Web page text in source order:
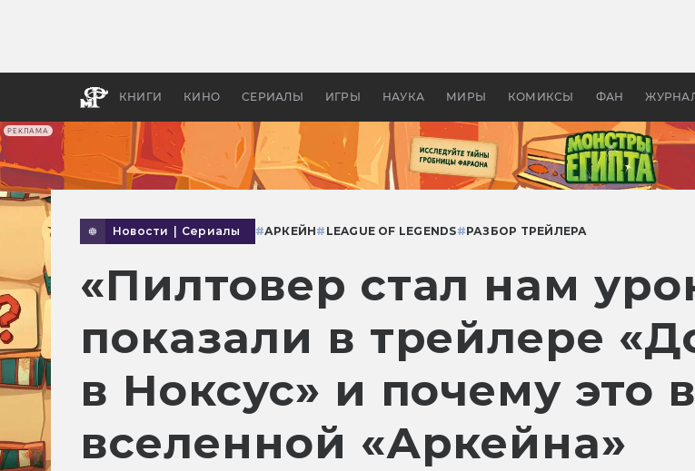
РЕКЛАМА
КНИГИ КИНО СЕРИАЛЫ ИГРЫ НАУКА МИРЫ КОМИКСЫ ФАН
бы «Властелина колец»
Новости Сериалы #АРКЕЙН# LEAGUE OF LEGENDS#РАЗБОР ТРЕЙЛЕРА
«Пилтовер стал нам
показали в трейлере
в Ноксус» и почему это
вселенной «Аркейна»